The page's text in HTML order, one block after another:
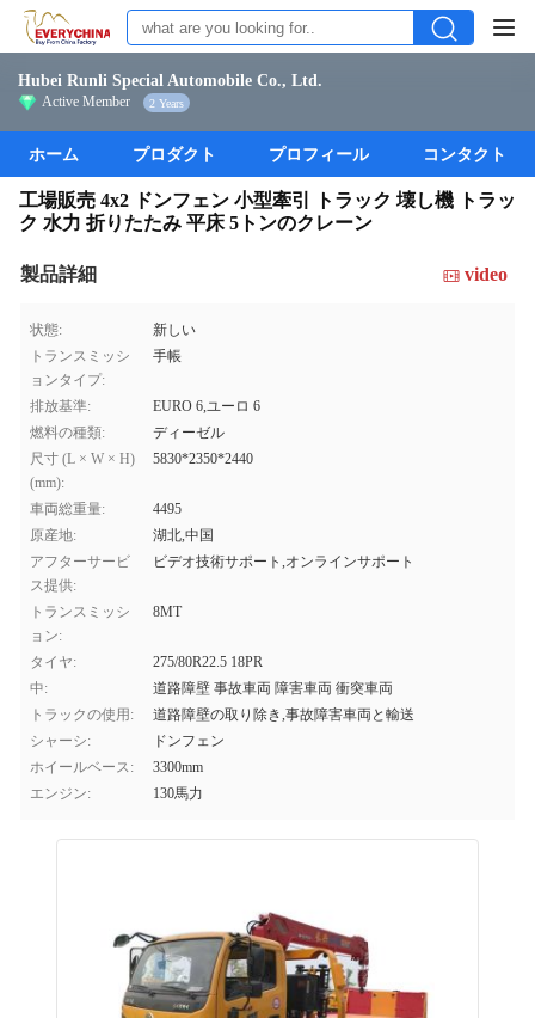
Hubei Runli Special Automobile Co., Ltd.
Active Member 2 Years
ホーム プロダクト プロフィール コンタクト
工場販売 4x2 ドンフェン 小型牽引 トラック 壊し機 トラッ
ク 水力 折りたたみ 平床 5トンのクレーン
製品詳細 video
状態:
新しい
トランスミッシ
ョンタイプ:
手帳
排放基準:
EURO 6,ユーロ 6
燃料の種類:
ディーゼル
尺寸 (L × W × H)
(mm):
5830*2350*2440
車両総重量:
4495
原産地:
湖北,中国
アフターサービ
ス提供:
ビデオ技術サポート,オンラインサポート
トランスミッシ
ョン:
8MT
タイヤ:
275/80R22.5 18PR
中:
道路障壁 事故車両 障害車両 衝突車両
トラックの使用:
道路障壁の取り除き,事故障害車両と輸送
シャーシ:
ドンフェン
ホイールベース:
3300mm
エンジン:
130馬力